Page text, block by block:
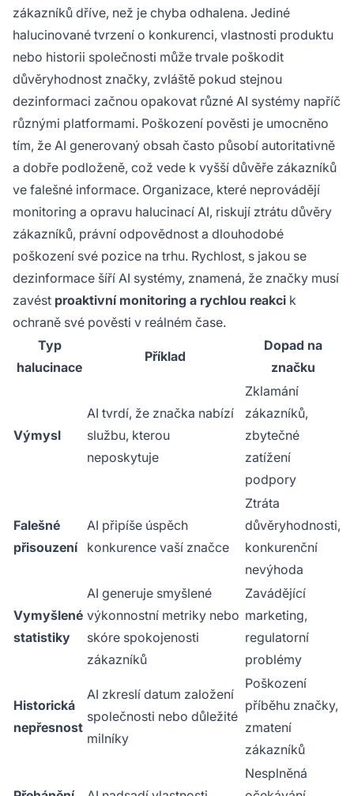
zákazníků dříve, než je chyba odhalena. Jediné
halucinované tvrzení o konkurenci, vlastnosti produktu
nebo historii společnosti může trvale poškodit
důvěryhodnost značky, zvláště pokud stejnou
dezinformaci začnou opakovat různé AI systémy napříč
různými platformami. Poškození pověsti je umocněno
tím, že AI generovaný obsah často působí autoritativně
a dobře podloženě, což vede k vyšší důvěře zákazníků
ve falešné informace. Organizace, které neprovádějí
monitoring a opravu halucinací AI, riskují ztrátu důvěry
zákazníků, právní odpovědnost a dlouhodobé
poškození své pozice na trhu. Rychlost, s jakou se
dezinformace šíří AI systémy, znamená, že značky musí
zavést proaktivní monitoring a rychlou reakci k
ochraně své pověsti v reálném čase.
Typ
halucinace
Příklad
Dopad na
značku
Výmysl
AI tvrdí, že značka nabízí
službu, kterou
neposkytuje
Zklamání
zákazníků,
zbytečné
zatížení
podpory
Falešné
přisouzení
AI připíše úspěch
konkurence vaší značce
Ztráta
důvěryhodnosti,
konkurenční
nevýhoda
Vymyšlené
statistiky
AI generuje smyšlené
výkonnostní metriky nebo
skóre spokojenosti
zákazníků
Zavádějící
marketing,
regulatorní
problémy
Historická
nepřesnost
AI zkreslí datum založení
společnosti nebo důležité
milníky
Poškození
příběhu značky,
zmatení
zákazníků
Nesplněná